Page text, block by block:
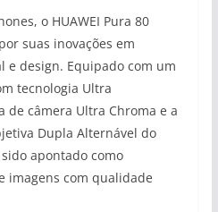
o HUAWEI Pura 80
suas inovações em
e design. Equipado com um
tecnologia Ultra
de câmera Ultra Chroma e a
Dupla Alternável do
apontado como
imagens com qualidade